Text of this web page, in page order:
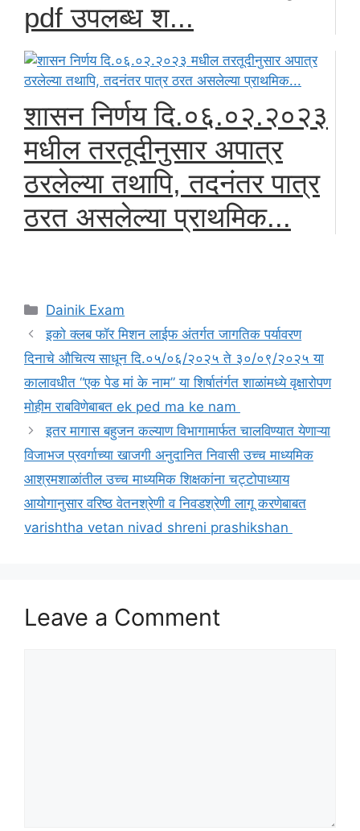
pdf उपलब्ध श...
शासन निर्णय दि.०६.०२.२०२३
मधील तरतूदीनुसार अपात्र
ठरलेल्या तथापि, तदनंतर पात्र
ठरत असलेल्या प्राथमिक...
Categories
Dainik Exam
इको क्लब फॉर मिशन लाईफ अंतर्गत जागतिक पर्यावरण
दिनाचे औचित्य साधून दि.०५/०६/२०२५ ते ३०/०९/२०२५ या
कालावधीत “एक पेड मां के नाम” या शिर्षातंर्गत शाळांमध्ये वृक्षारोपण
मोहीम राबविणेबाबत ek ped ma ke nam
इतर मागास बहुजन कल्याण विभागामार्फत चालविण्यात येणाऱ्या
विजाभज प्रवर्गाच्या खाजगी अनुदानित निवासी उच्च माध्यमिक
आश्रमशाळांतील उच्च माध्यमिक शिक्षकांना चट्टोपाध्याय
आयोगानुसार वरिष्ठ वेतनश्रेणी व निवडश्रेणी लागू करणेबाबत
varishtha vetan nivad shreni prashikshan
Leave a Comment